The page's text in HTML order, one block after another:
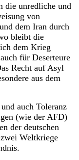
die unredliche und
von
dem Iran durch
bleibt die
dem Krieg
für Deserteure
Recht auf Asyl
aus dem
auch Toleranz
(wie der AFD)
der deutschen
Weltkriege